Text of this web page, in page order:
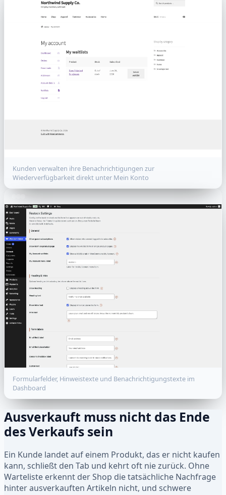
Kunden verwalten ihre Benachrichtigungen zur
Wiederverfügbarkeit direkt unter Mein Konto
Formularfelder, Hinweistexte und Benachrichtigungstexte im
Dashboard
Ausverkauft muss nicht das Ende
des Verkaufs sein
Ein Kunde landet auf einem Produkt, das er nicht kaufen
kann, schließt den Tab und kehrt oft nie zurück. Ohne
Warteliste erkennt der Shop die tatsächliche Nachfrage
hinter ausverkauften Artikeln nicht, und schwere